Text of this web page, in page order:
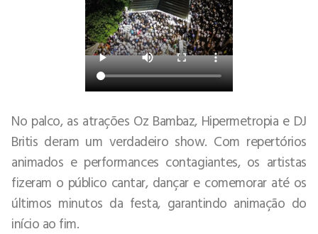
No palco, as atrações Oz Bambaz, Hipermetropia e DJ
Britis deram um verdadeiro show. Com repertórios
animados e performances contagiantes, os artistas
fizeram o público cantar, dançar e comemorar até os
últimos minutos da festa, garantindo animação do
início ao fim.